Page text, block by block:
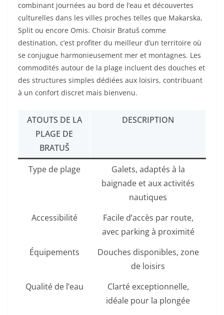
combinant journées au bord de l’eau et découvertes
culturelles dans les villes proches telles que Makarska,
Split ou encore Omis. Choisir Bratuš comme
destination, c’est profiter du meilleur d’un territoire où
se conjugue harmonieusement mer et montagnes. Les
commodités autour de la plage incluent des douches et
des structures simples dédiées aux loisirs, contribuant
à un confort discret mais bienvenu.
ATOUTS DE LA
PLAGE DE
BRATUŠ
DESCRIPTION
Type de plage
Galets, adaptés à la
baignade et aux activités
nautiques
Accessibilité
Facile d’accès par route,
avec parking à proximité
Équipements
Douches disponibles, zone
de loisirs
Qualité de l’eau
Clarté exceptionnelle,
idéale pour la plongée